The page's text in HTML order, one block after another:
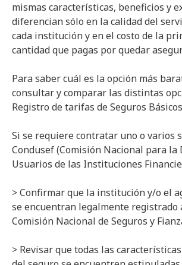
mismas características, beneficios y
diferencian sólo en la calidad del
cada institución y en el costo de la
cantidad que pagas por quedar
Para saber cuál es la opción más
consultar y comparar las distintas
Registro de tarifas de Seguros
Si se requiere contratar uno o varios
Condusef (Comisión Nacional para la
Usuarios de las Instituciones
> Confirmar que la institución y/o el
se encuentran legalmente registrado
Comisión Nacional de Seguros y
> Revisar que todas las